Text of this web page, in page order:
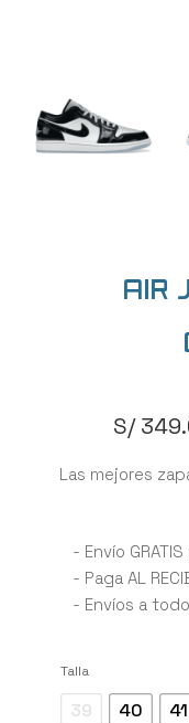
AIR
El
precio
era:
S/
S/
El
precio
es:
S/
Las mejores
- Envío
- Paga AL
- Envíos a todo
Talla
39 40 41